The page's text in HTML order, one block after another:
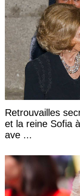
Retrouvailles
et la reine Sofia
ave ...